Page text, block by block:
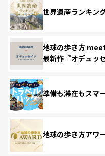
世界遺産ランキン
地球の歩き方
最新作『オデュッ
準備も滞在もスマ
地球の歩き方アワ